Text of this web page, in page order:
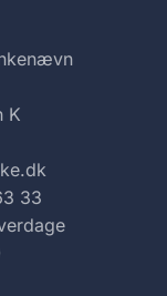
K
33